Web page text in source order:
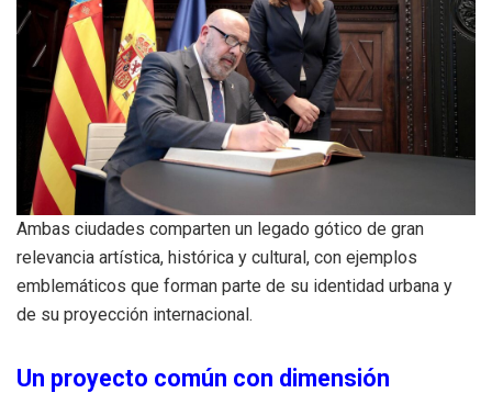
Ambas ciudades comparten un legado gótico de gran
relevancia artística, histórica y cultural, con ejemplos
emblemáticos que forman parte de su identidad urbana y
de su proyección internacional.
Un proyecto común con dimensión